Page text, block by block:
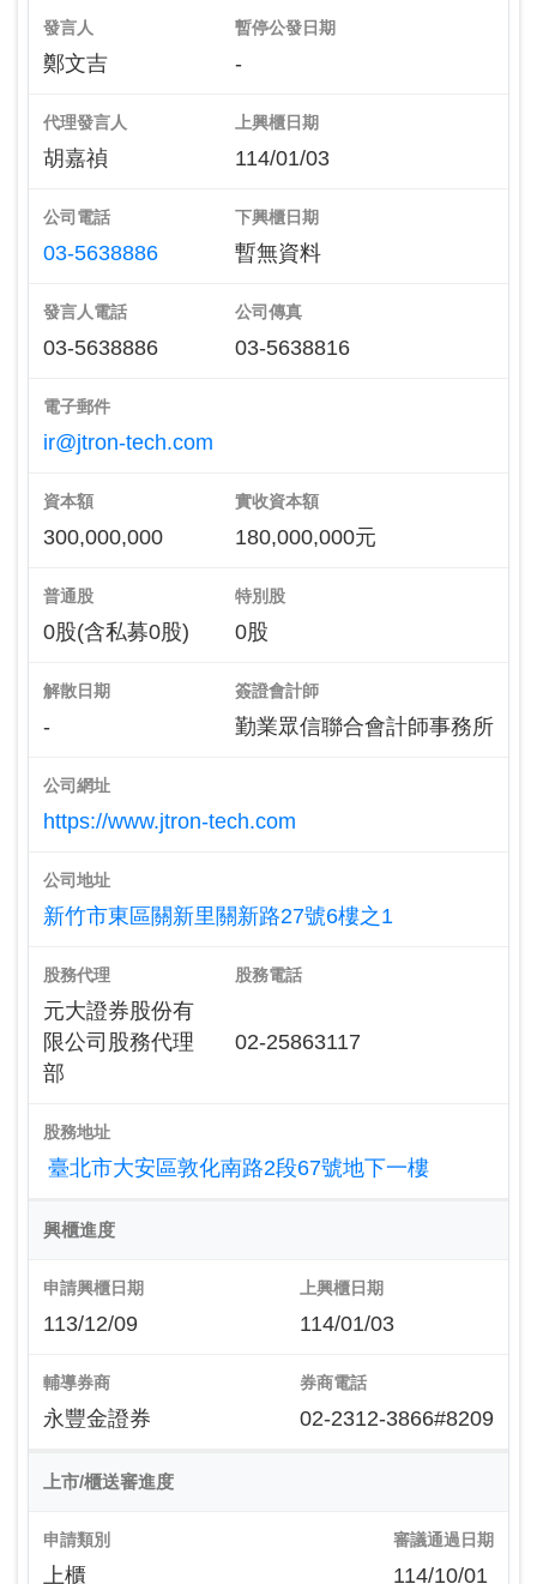
發言人
鄭文吉
暫停公發日期
-
代理發言人
胡嘉禎
上興櫃日期
114/01/03
公司電話
03-5638886
下興櫃日期
暫無資料
發言人電話
03-5638886
公司傳真
03-5638816
電子郵件
ir@jtron-tech.com
資本額
300,000,000
實收資本額
180,000,000元
普通股
0股(含私募0股)
特別股
0股
解散日期
-
簽證會計師
勤業眾信聯合會計師事務所
公司網址
https://www.jtron-tech.com
公司地址
新竹市東區關新里關新路27號6樓之1
股務代理
元大證券股份有
限公司股務代理
部
股務電話
02-25863117
股務地址
臺北市大安區敦化南路2段67號地下一樓
興櫃進度
申請興櫃日期
113/12/09
上興櫃日期
114/01/03
輔導券商
永豐金證券
券商電話
02-2312-3866#8209
上市/櫃送審進度
申請類別
上櫃
審議通過日期
114/10/01